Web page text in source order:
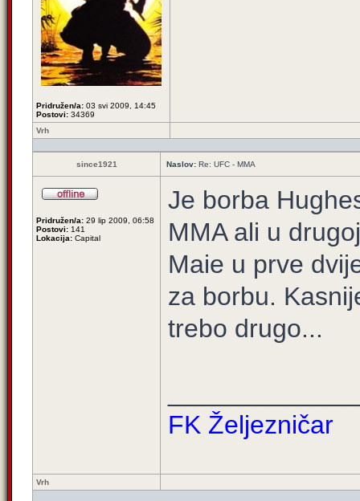
Pridružen/a: 03 svi 2009, 14:45
Postovi: 34369
Vrh
since1921 Naslov: Re: UFC - MMA
Pridružen/a: 29 lip 2009, 06:58
Postovi: 141
Lokacija: Capital
Je borba
MMA ali u
Maie u prve
za borbu.
trebo drugo...
FK Željezničar
Vrh